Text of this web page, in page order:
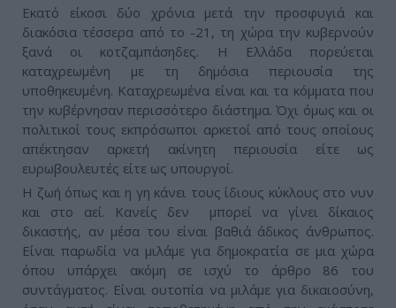
Εκατό είκοσι δύο χρόνια μετά την προσφυγιά και
διακόσια τέσσερα από το -21, τη χώρα την κυβερνούν
ξανά οι κοτζαμπάσηδες. Η Ελλάδα πορεύεται
καταχρεωμένη με τη δημόσια περιουσία της
υποθηκευμένη. Καταχρεωμένα είναι και τα κόμματα που
την κυβέρνησαν περισσότερο διάστημα. Όχι όμως και οι
πολιτικοί τους εκπρόσωποι αρκετοί από τους οποίους
απέκτησαν αρκετή ακίνητη περιουσία είτε ως
ευρωβουλευτές είτε ως υπουργοί.
Η ζωή όπως και η γη κάνει τους ίδιους κύκλους στο νυν
και στο αεί. Κανείς δεν μπορεί να γίνει δίκαιος
δικαστής, αν μέσα του είναι βαθιά άδικος άνθρωπος.
Είναι παρωδία να μιλάμε για δημοκρατία σε μια χώρα
όπου υπάρχει ακόμη σε ισχύ το άρθρο 86 του
συντάγματος. Είναι ουτοπία να μιλάμε για δικαιοσύνη,